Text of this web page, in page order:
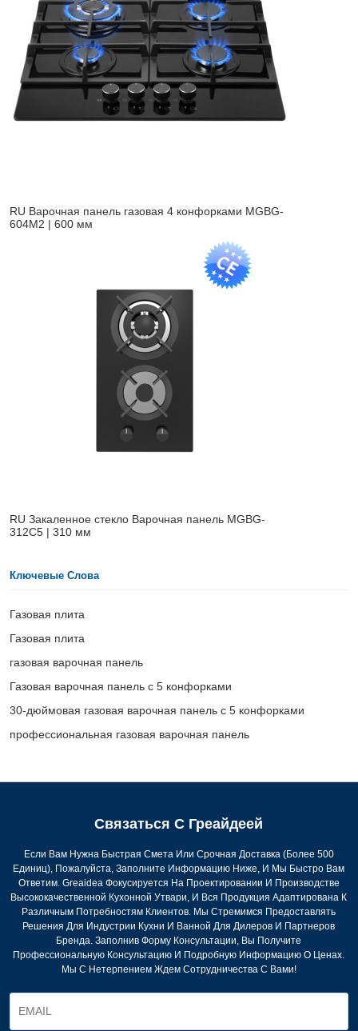
RU Варочная панель газовая 4 конфорками MGBG-
604M2 | 600 мм
RU Закаленное стекло Варочная панель MGBG-
312C5 | 310 мм
Ключевые Слова
Газовая плита
Газовая плита
газовая варочная панель
Газовая варочная панель с 5 конфорками
30-дюймовая газовая варочная панель с 5 конфорками
профессиональная газовая варочная панель
Связаться С Греайдеей
Если Вам Нужна Быстрая Смета Или Срочная Доставка (более 500
Единиц), Пожалуйста, Заполните Информацию Ниже, И Мы Быстро Вам
Ответим. Greaidea Фокусируется На Проектировании И Производстве
Высококачественной Кухонной Утвари, И Вся Продукция Адаптирована К
Различным Потребностям Клиентов. Мы Стремимся Предоставлять
Решения Для Индустрии Кухни И Ванной Для Дилеров И Партнеров
Бренда. Заполнив Форму Консультации, Вы Получите
Профессиональную Консультацию И Подробную Информацию О Ценах.
Мы С Нетерпением Ждем Сотрудничества С Вами!